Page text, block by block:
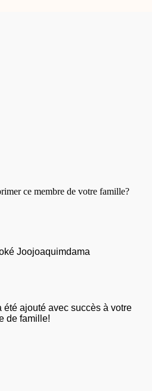
ce membre de votre famille?
Joojoaquimdama
été ajouté avec succès à votre
de famille!